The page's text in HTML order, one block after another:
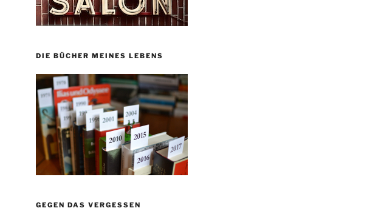
DIE BÜCHER MEINES LEBENS
GEGEN DAS VERGESSEN